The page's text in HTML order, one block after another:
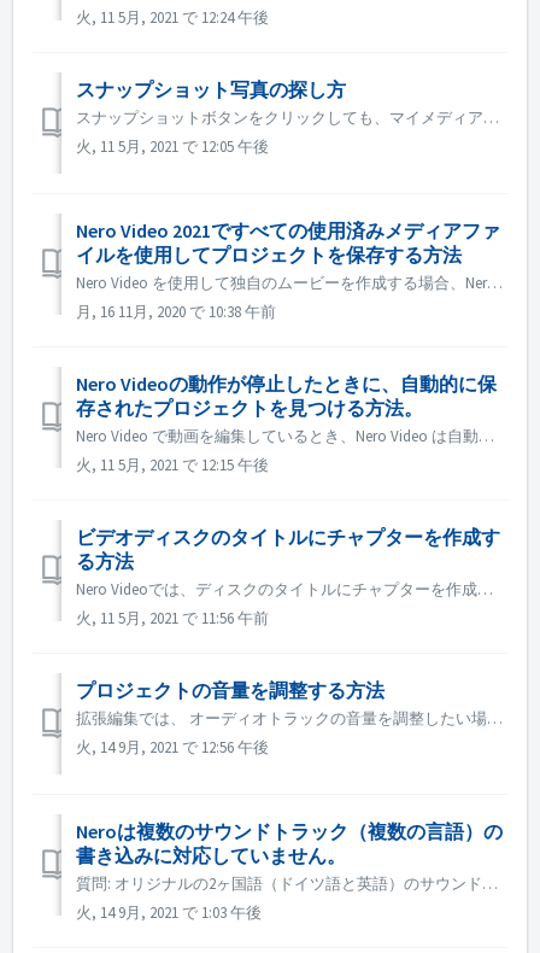
火, 11 5月, 2021 で 12:24 午後
スナップショット写真の探し方
スナップショットボタンをクリックしても、マイメディアにスナップショット画像が表示されない場合があります。その場合は、以下の方法で確認してください。 1. ヘッドバーの「オプション」をクリックします。 2. アプリケーションの設定」をクリックします。 3. 保存タブでスナップショット画像のパスを確認します。...
火, 11 5月, 2021 で 12:05 午後
Nero Video 2021ですべての使用済みメディアファ
イルを使用してプロジェクトを保存する方法
Nero Video を使用して独自のムービーを作成する場合、Nero Video では、ビデオ、音楽、写真などのメディアファイルを別のフォルダや、テレビやカメラなどの別のデバイスからインポートすることができます。同時に、すべてのメディアファイルは「マイメディア」パレットで管理することができます。 メディアフ...
月, 16 11月, 2020 で 10:38 午前
Nero Videoの動作が停止したときに、自動的に保
存されたプロジェクトを見つける方法。
Nero Video で動画を編集しているとき、Nero Video は自動的にプロジェクトをバックグラウンドで保存します。 プロジェクトを保存する前に Nero Video の動作が停止した場合でも、この方法で自動保存されたプロジェクトを見つけることができます。 1. 次の場所にある ユーザ...
火, 11 5月, 2021 で 12:15 午後
ビデオディスクのタイトルにチャプターを作成す
る方法
Nero Videoでは、ディスクのタイトルにチャプターを作成するために、以下の操作を行います。 1. コンテンツ画面で、タイトルを選択します。 2. タイトルのプレビュー画面で、ポジションマーカーをチャプターを追加したい位置に移動します。 3. チャプターボタンをクリックすると、ドロップダウンメニューが...
火, 11 5月, 2021 で 11:56 午前
プロジェクトの音量を調整する方法
拡張編集では、 オーディオトラックの音量を調整したい場合は、オーディオトラックの左側にある音量ボタンにマウスを移動させ、右クリックして調整します。 指定した映像や音楽の音量を調整したい場合は、その映像や音楽を選択し、右上のエフェクトパレット→プロパティ→オーディオレベルで調整します。 ...
火, 14 9月, 2021 で 12:56 午後
Neroは複数のサウンドトラック（複数の言語）の
書き込みに対応していません。
質問: オリジナルの2ヶ国語（ドイツ語と英語）のサウンドトラックが収録されている映画がいくつかあります。 しかし、2つ目の音声トラックをDVDに入れることができず、1つ目の音声トラック（ドイツ語）しか作成されません。 回答: DVD作成時に選択できるオーディオトラック（言語）は1つのみで、複数の言語には対...
火, 14 9月, 2021 で 1:03 午後